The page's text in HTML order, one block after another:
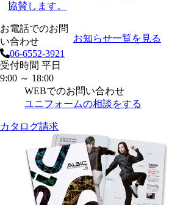
協賛します。
お知らせ一覧を見る
お電話でのお問
い合わせ
06-6552-3921
受付時間 平日
9:00 ～ 18:00
WEBでのお問い合わせ
ユニフォームの相談をする
カタログ請求